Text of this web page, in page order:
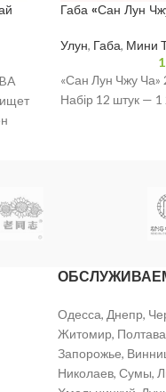
Габа «Сан Лун
Улун, Габа, Мини
«Сан Лун Чжу Ча»
Набір 12 штук — 1
Одесса, Днепр,
Житомир,
Запорожье,
Николаев, Сумы,